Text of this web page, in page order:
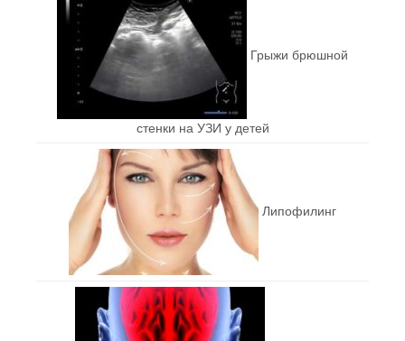
Грыжи брюшной
стенки на УЗИ у детей
Липофилинг